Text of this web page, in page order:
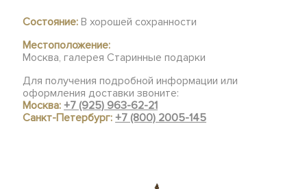
Состояние: В хорошей сохранности
Местоположение:
Москва, галерея Старинные подарки
Для получения подробной информации или
оформления доставки звоните:
Москва:+7 (925) 963-62-21
Санкт-Петербург:+7 (800) 2005-145